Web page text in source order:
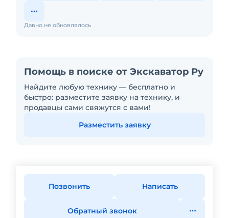
Давно не обновлялось
Помощь в поиске от Экскаватор Ру
Найдите любую технику — бесплатно и
быстро: разместите заявку на технику, и
продавцы сами свяжутся с вами!
Разместить заявку
Позвонить Написать
Обратный звонок